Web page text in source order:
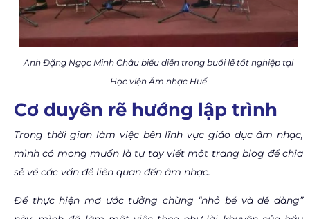
Anh Đặng Ngọc Minh Châu biểu diễn trong buổi lễ tốt nghiệp tại
Học viện Âm nhạc Huế
Cơ duyên rẽ hướng lập trình
Trong thời gian làm việc bên lĩnh vực giáo dục âm nhạc,
mình có mong muốn là tự tay viết một trang blog để chia
sẻ về các vấn đề liên quan đến âm nhạc.
Để thực hiện mơ ước tưởng chừng “nhỏ bé và dễ dàng”